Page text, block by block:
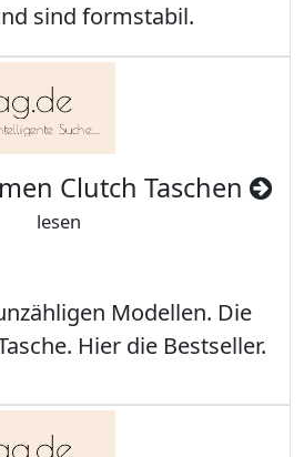
sind formstabil.
Clutch Taschen
lesen
Modellen. Die
Hier die Bestseller.